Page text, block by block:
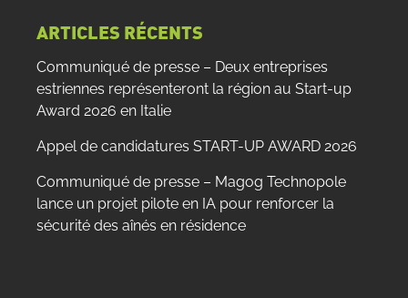
ARTICLES RÉCENTS
Communiqué de presse – Deux entreprises
estriennes représenteront la région au Start-up
Award 2026 en Italie
Appel de candidatures START-UP AWARD 2026
Communiqué de presse – Magog Technopole
lance un projet pilote en IA pour renforcer la
sécurité des aînés en résidence